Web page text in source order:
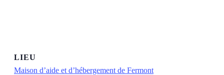
LIEU
Maison d’aide et d’hébergement de Fermont